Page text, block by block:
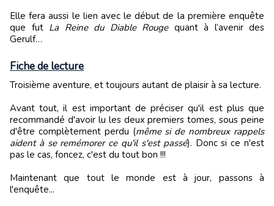
Elle fera aussi le lien avec le début de la première enquête
que fut La Reine du Diable Rougequant à l’avenir des
Gerulf…
Fiche de lecture
Troisième aventure, et toujours autant de plaisir à sa lecture.
Avant tout, il est important de préciser qu'il est plus que
recommandé d'avoir lu les deux premiers tomes, sous peine
d'être complètement perdu (même si de nombreux rappels
aident à se remémorer ce qu'il s'est passé). Donc si ce n'est
pas le cas, foncez, c'est du tout bon !!!
Maintenant que tout le monde est à jour, passons à
l'enquête...